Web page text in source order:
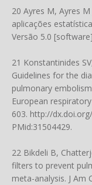
20 Ayres M, Ayres
aplicações
Versão 5.0
21 Konstantinides
Guidelines for the
pulmonary
European
603. http://
PMid:31504429.
22 Bikdeli B,
filters to prevent
meta-analysis. J Am